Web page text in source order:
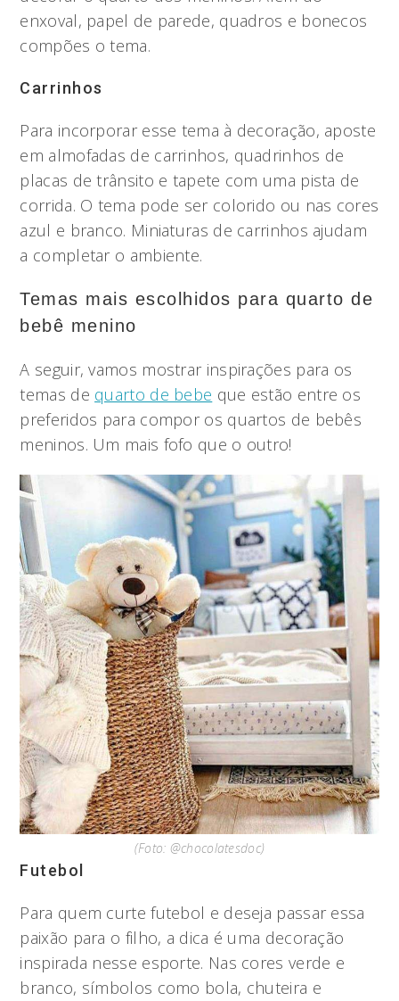
enxoval, papel de parede, quadros e bonecos
compões o tema.
Carrinhos
Para incorporar esse tema à decoração, aposte
em almofadas de carrinhos, quadrinhos de
placas de trânsito e tapete com uma pista de
corrida. O tema pode ser colorido ou nas cores
azul e branco. Miniaturas de carrinhos ajudam
a completar o ambiente.
Temas mais escolhidos para quarto de
bebê menino
A seguir, vamos mostrar inspirações para os
temas de quarto de bebe que estão entre os
preferidos para compor os quartos de bebês
meninos. Um mais fofo que o outro!
(Foto: @chocolatesdoc)
Futebol
Para quem curte futebol e deseja passar essa
paixão para o filho, a dica é uma decoração
inspirada nesse esporte. Nas cores verde e
branco, símbolos como bola, chuteira e